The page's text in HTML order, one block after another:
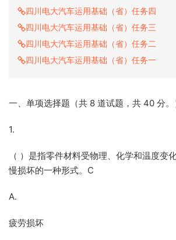
四川电大汽车运用基础（省）任务四
四川电大汽车运用基础（省）任务三
四川电大汽车运用基础（省）任务二
四川电大汽车运用基础（省）任务一
一、单项选择题（共 8 道试题，共 40 分
1.
（ ）是指零件材料受物理、化学和温度变
慢损坏的一种形式。C
A.
疲劳损坏